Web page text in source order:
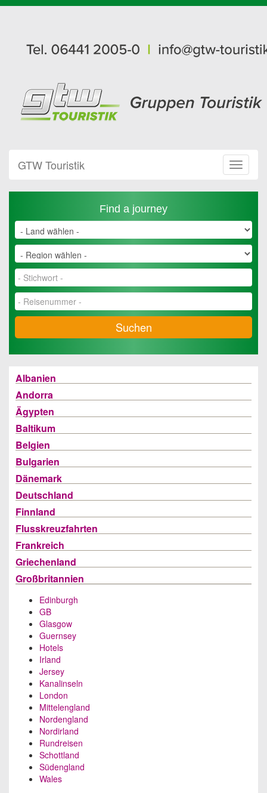
Toggle
GTW Touristik
Find a journey
Suchen
Albanien
Andorra
Ägypten
Baltikum
Belgien
Bulgarien
Dänemark
Deutschland
Finnland
Flusskreuzfahrten
Frankreich
Griechenland
Großbritannien
Edinburgh
GB
Glasgow
Guernsey
Hotels
Irland
Jersey
Kanalinseln
London
Mittelengland
Nordengland
Nordirland
Rundreisen
Schottland
Südengland
Wales